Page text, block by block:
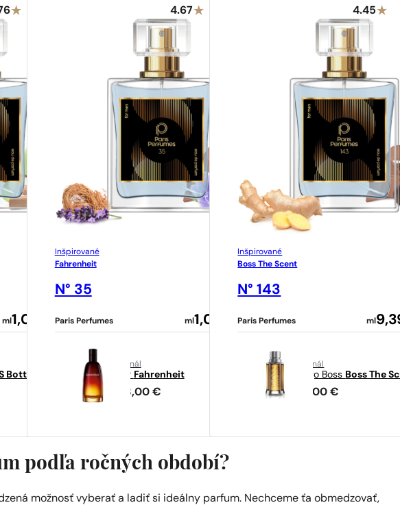
ml 1,09
Bottled
4.67
Inšpirované
Fahrenheit
N° 35
Paris Perfumes ml 1,09 €
originál
Dior Fahrenheit
103,00 €
4.45
Inšpirované
Boss The Scent
N° 143
Paris Perfumes ml
originál
Hugo Boss Boss The
70,00€
podľa ročných období?
možnosť vyberať a ladiť si ideálny parfum. Nechceme ťa obmedzovať,